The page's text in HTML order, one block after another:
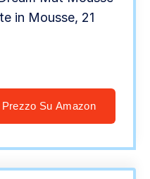
in Mousse, 21
Prezzo Su Amazon